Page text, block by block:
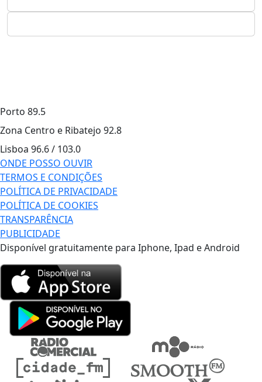
Porto 89.5
Zona Centro e Ribatejo 92.8
Lisboa 96.6 / 103.0
ONDE POSSO OUVIR
TERMOS E CONDIÇÕES
POLÍTICA DE PRIVACIDADE
POLÍTICA DE COOKIES
TRANSPARÊNCIA
PUBLICIDADE
Disponível gratuitamente para Iphone, Ipad e Android